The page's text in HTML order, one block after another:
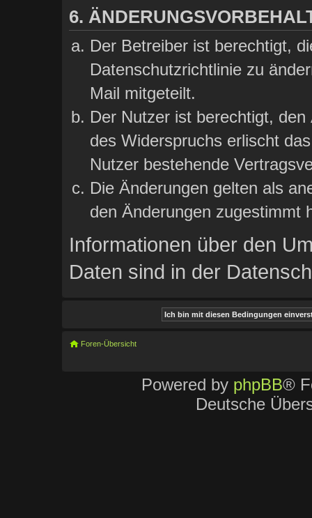
6.
Der Betreiber ist berechtigt,
Datenschutzrichtlinie zu
Mail mitgeteilt.
Der Nutzer ist berechtigt,
des Widerspruchs erlischt
Nutzer bestehende
Die Änderungen gelten als
den Änderungen zugestimmt
Informationen über den
Daten sind in der
Foren-Übersicht
Powered by phpBB®
Deutsche